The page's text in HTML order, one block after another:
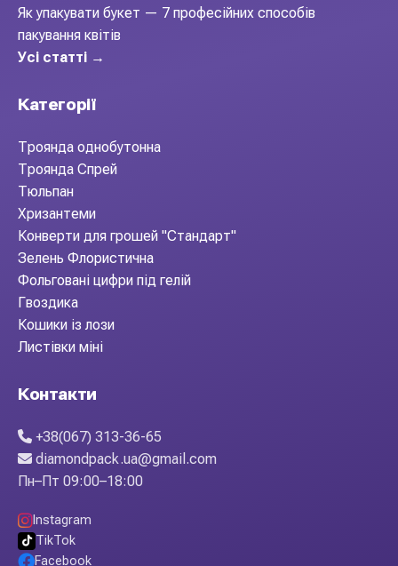
Як упакувати букет — 7 професійних способів
пакування квітів
Усі статті →
Категорії
Троянда однобутонна
Троянда Спрей
Тюльпан
Хризантеми
Конверти для грошей "Стандарт"
Зелень Флористична
Фольговані цифри під гелій
Гвоздика
Кошики із лози
Листівки міні
Контакти
+38(067) 313-36-65
diamondpack.ua@gmail.com
Пн–Пт 09:00–18:00
Instagram
TikTok
Facebook